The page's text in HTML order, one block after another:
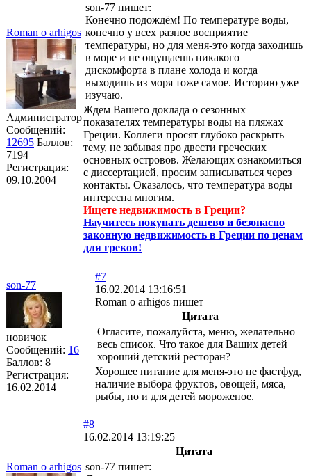
Roman o arhigos
Администратор
Сообщений:
12695 Баллов:
7194
Регистрация:
09.10.2004
son-77 пишет:
Конечно подождём! По температуре воды,
конечно у всех разное восприятие
температуры, но для меня-это когда заходишь
в море и не ощущаешь никакого
дискомфорта в плане холода и когда
выходишь из моря тоже самое. Историю уже
изучаю.
Ждем Вашего доклада о сезонных
показателях температуры воды на пляжах
Греции. Коллеги просят глубоко раскрыть
тему, не забывая про двести греческих
основных островов. Желающих ознакомиться
с диссертацией, просим записываться через
контакты. Оказалось, что температура воды
интересна многим.
Ищете недвижимость в Греции?
Научитесь покупать дешево и безопасно
законную недвижимость в Греции по ценам
для греков!
son-77
новичок
Сообщений: 16
Баллов: 8
Регистрация:
16.02.2014
#7
16.02.2014 13:16:51
Roman o arhigos пишет
Цитата
Огласите, пожалуйста, меню, желательно
весь список. Что такое для Ваших детей
хороший детский ресторан?
Хорошее питание для меня-это не фастфуд,
наличие выбора фруктов, овощей, мяса,
рыбы, но и для детей мороженое.
Roman o arhigos
#8
16.02.2014 13:19:25
Цитата
son-77 пишет: